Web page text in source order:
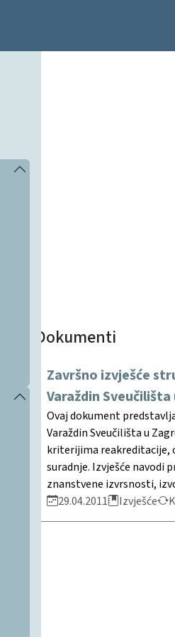
Dokumenti
Završno izvješće
Varaždin
Ovaj dokument
Varaždin Sveučilišta u
kriterijima reakreditacije,
suradnje. Izvješće navodi
znanstvene izvrsnosti,
29.04.2011
Izvješće